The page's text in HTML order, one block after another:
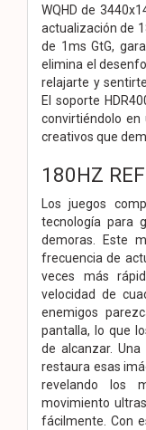
WQHD de
actualización de
de 1ms GtG,
elimina el
relajarte y
El soporte
convirtiéndolo en
creativos que
180HZ
Los juegos
tecnología para
demoras. Este
frecuencia de
veces más
velocidad de
enemigos
pantalla, lo que
de alcanzar.
restaura esas
revelando los
movimiento
fácilmente. Con